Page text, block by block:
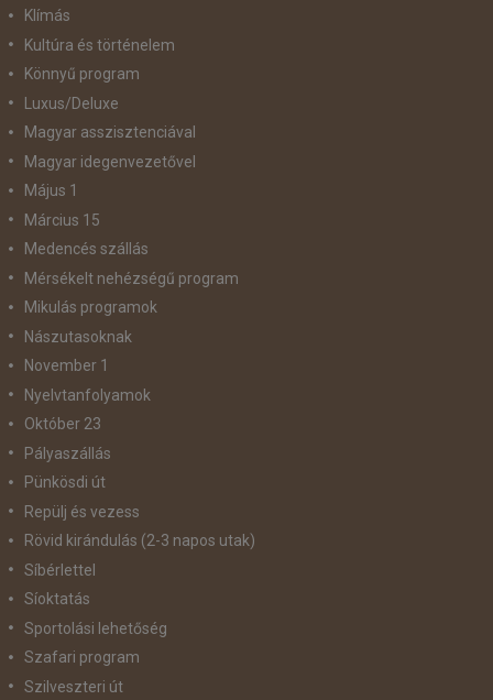
Klímás
Kultúra és történelem
Könnyű program
Luxus/Deluxe
Magyar asszisztenciával
Magyar idegenvezetővel
Május 1
Március 15
Medencés szállás
Mérsékelt nehézségű program
Mikulás programok
Nászutasoknak
November 1
Nyelvtanfolyamok
Október 23
Pályaszállás
Pünkösdi út
Repülj és vezess
Rövid kirándulás (2-3 napos utak)
Síbérlettel
Síoktatás
Sportolási lehetőség
Szafari program
Szilveszteri út